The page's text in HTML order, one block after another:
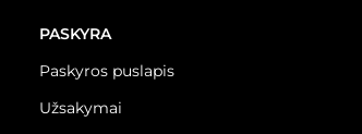
PASKYRA
Paskyros puslapis
Užsakymai